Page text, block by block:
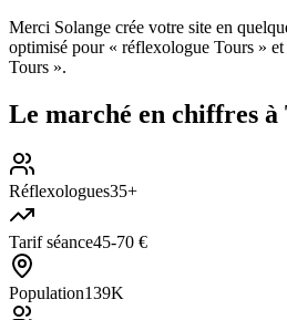
Merci Solange crée votre site en
optimisé pour « réflexologue Tours »
Tours ».
Le marché en chiffres à
Réflexologues35+
Tarif séance45-70 €
Population139K